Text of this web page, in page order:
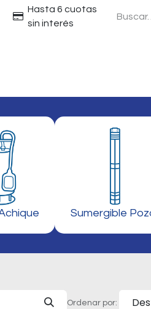
Hasta 6 cuotas
sin interés
Sumergible
Ordenar por: